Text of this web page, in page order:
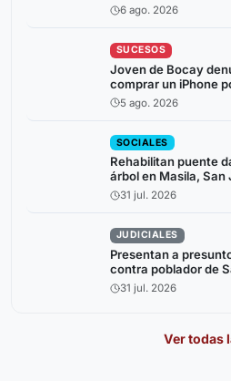
6 ago. 2026
SUCESOS
Joven de Bocay
comprar un iPhone
5 ago. 2026
SOCIALES
Rehabilitan puente
árbol en Masila, San
31 jul. 2026
JUDICIALES
Presentan a
contra poblador de
31 jul. 2026
Ver todas